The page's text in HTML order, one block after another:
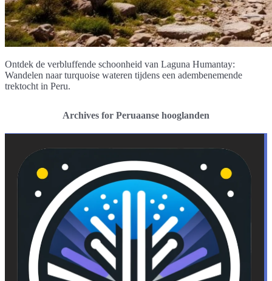
Ontdek de verbluffende schoonheid van Laguna Humantay:
Wandelen naar turquoise wateren tijdens een adembenemende
trektocht in Peru.
Archives for Peruaanse hooglanden